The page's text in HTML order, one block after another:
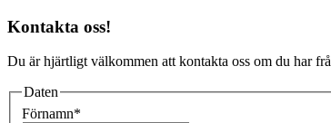
Kontakta oss!
Du är hjärtligt välkommen att kontakta oss om du har
Daten
Förnamn*